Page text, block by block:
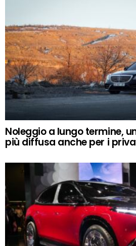
Noleggio a lungo termine,
più diffusa anche per i